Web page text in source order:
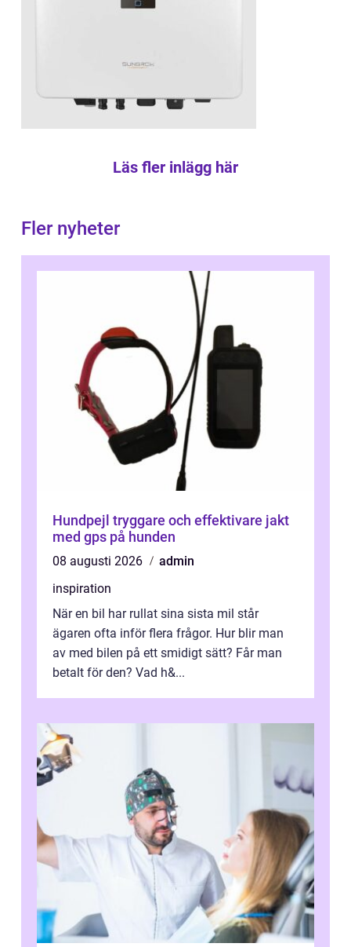
Läs fler inlägg här
Fler nyheter
Hundpejl tryggare och effektivare jakt
med gps på hunden
08 augusti 2026
admin
inspiration
När en bil har rullat sina sista mil står
ägaren ofta inför flera frågor. Hur blir man
av med bilen på ett smidigt sätt? Får man
betalt för den? Vad h&...